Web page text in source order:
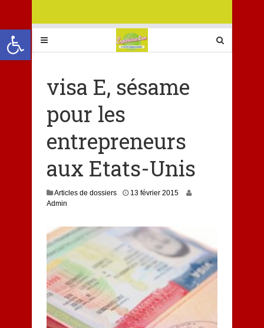
Ouvrir la barre d’outils
visa E, sésame
pour les
entrepreneurs
aux Etats-Unis
Articles de dossiers 13 février 20151
i
l
l
t
2
0
2
Admin